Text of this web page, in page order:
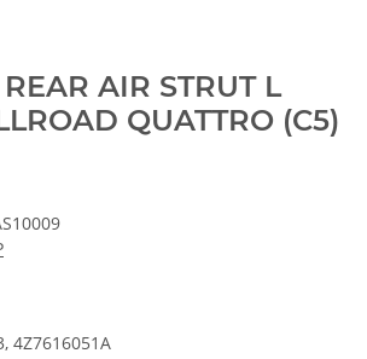
AIR STRUT L
QUATTRO (C5)
4Z7616051A